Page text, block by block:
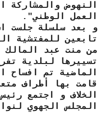
النهوض والمشاركة
العمل الوطني".
و بعد سلسلة جلست
تابعين للمفتشية
من منت عبد المالك
تسييرها لبلدية
الماضية تم افساح
قامت بها أطراف
الخلاف و اجتمع
المجلس الجهوي